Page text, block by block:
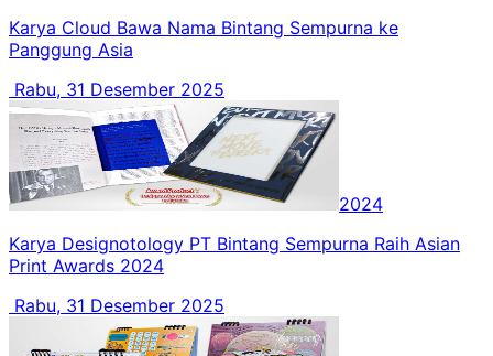
Karya Cloud Bawa Nama Bintang Sempurna ke
Panggung Asia
Rabu, 31 Desember 2025
2024
Karya Designotology PT Bintang Sempurna Raih Asian
Print Awards 2024
Rabu, 31 Desember 2025